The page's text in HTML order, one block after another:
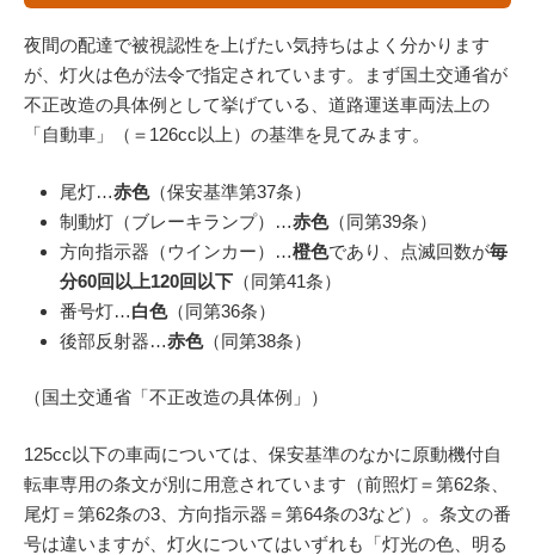
夜間の配達で被視認性を上げたい気持ちはよく分かります
が、灯火は色が法令で指定されています。まず国土交通省が
不正改造の具体例として挙げている、道路運送車両法上の
「自動車」（＝126cc以上）の基準を見てみます。
尾灯…赤色（保安基準第37条）
制動灯（ブレーキランプ）…赤色（同第39条）
方向指示器（ウインカー）…橙色であり、点滅回数が毎
分60回以上120回以下 （同第41条）
番号灯…白色（同第36条）
後部反射器…赤色（同第38条）
（国土交通省「不正改造の具体例」）
125cc以下の車両については、保安基準のなかに原動機付自
転車専用の条文が別に用意されています（前照灯＝第62条、
尾灯＝第62条の3、方向指示器＝第64条の3など）。条文の番
号は違いますが、灯火についてはいずれも「灯光の色、明る